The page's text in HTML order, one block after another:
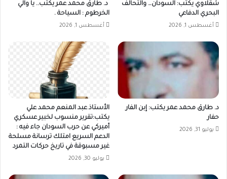
شقلاوي يكتب: السودان… والتحالف
البحري الدفاعي
أغسطس 1, 2026
د. طارق محمد عمر يكتب.. يا والي
الخرطوم : السياحة .
أغسطس 1, 2026
د. طارق محمد عمر يكتب: إبن الفار
حفار
يوليو 31, 2026
الأستاذ عبد المنعم محمد علي
يكتب:تقرير منسوب لخبير عسكري
أميركي عن حرب السودان جاء فيه :
الدعم السريع امتلك ترسانة مسلحة
غير مسبوقة في تاريخ حركات التمرد
يوليو 30, 2026